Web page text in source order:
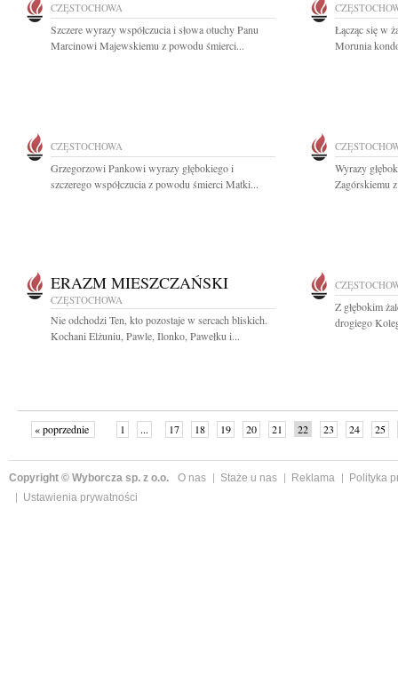
CZĘSTOCHOWA
Szczere wyrazy współczucia i słowa otuchy Panu
Marcinowi Majewskiemu z powodu śmierci...
Łącząc się w
Morunia
CZĘSTOCHOWA
Grzegorzowi Pankowi wyrazy głębokiego i
szczerego współczucia z powodu śmierci Matki...
Wyrazy
Zagórskiemu
ERAZM MIESZCZAŃSKI
CZĘSTOCHOWA
Nie odchodzi Ten, kto pozostaje w sercach bliskich.
Kochani Elżuniu, Pawle, Ilonko, Pawełku i...
Z głębokim
drogiego
« poprzednie 1 ... 17 18 19 20 21 22 23 24
25
Copyright © Wyborcza sp. z o.o. O nas Staże u nas Reklama
Polityka
Ustawienia prywatności